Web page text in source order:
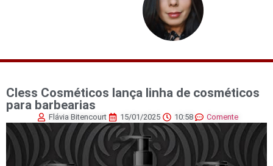
Cless Cosméticos lança linha de cosméticos
para barbearias
Flávia Bitencourt 15/01/2025 10:58 Comente